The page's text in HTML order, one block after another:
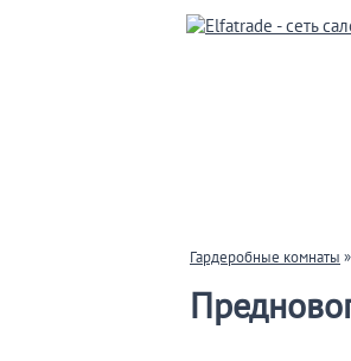
Гардеробные комнаты »